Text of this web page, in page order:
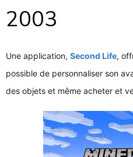
2003
Une application, Second Life,
possible de personnaliser son
des objets et même acheter et